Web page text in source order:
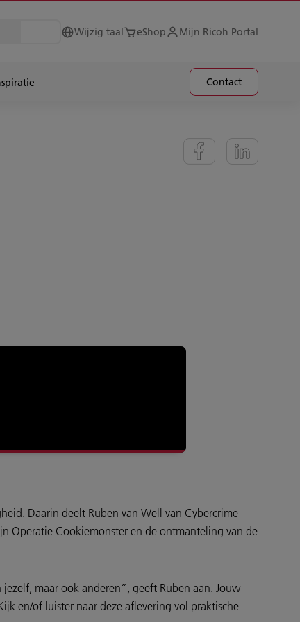
Wijzig taal eShop Mijn Ricoh Portal
Contact
Daarin deelt Ruben van Well van Cybercrime
Operatie Cookiemonster en de ontmanteling van de
maar ook anderen”, geeft Ruben aan. Jouw
en/of luister naar deze aflevering vol praktische